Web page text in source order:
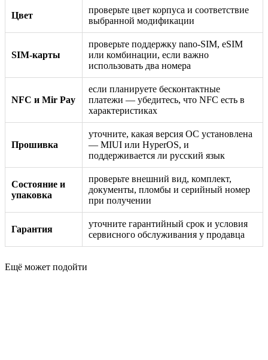
Цвет
проверьте цвет корпуса и соответствие
выбранной модификации
SIM-карты
проверьте поддержку nano-SIM, eSIM
или комбинации, если важно
использовать два номера
NFC и Mir Pay
если планируете бесконтактные
платежи — убедитесь, что NFC есть в
характеристиках
Прошивка
уточните, какая версия ОС установлена
— MIUI или HyperOS, и
поддерживается ли русский язык
Состояние и
упаковка
проверьте внешний вид, комплект,
документы, пломбы и серийный номер
при получении
Гарантия
уточните гарантийный срок и условия
сервисного обслуживания у продавца
Ещё может подойти